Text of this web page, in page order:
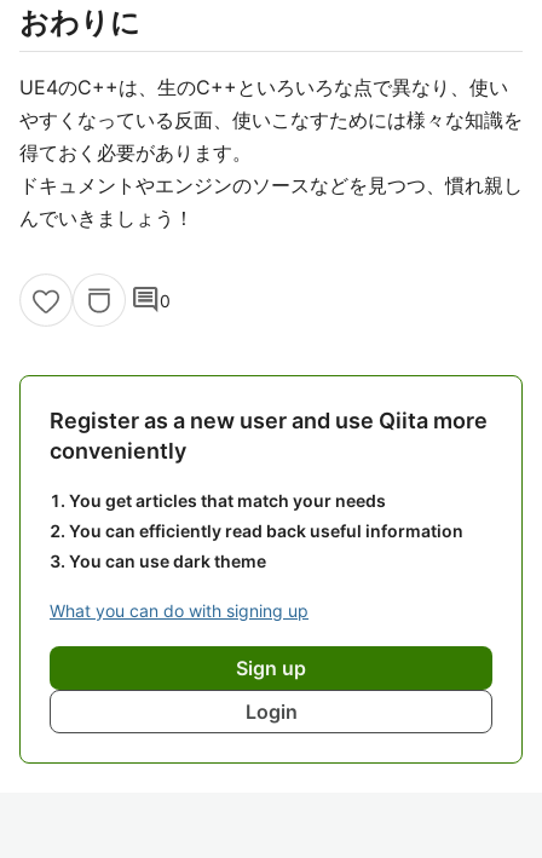
おわりに
UE4のC++は、生のC++といろいろな点で異なり、使い
やすくなっている反面、使いこなすためには様々な知識を
得ておく必要があります。
ドキュメントやエンジンのソースなどを見つつ、慣れ親し
んでいきましょう！
comment0
Register as a new user and use Qiita more
conveniently
You get articles that match your needs
You can efficiently read back useful information
You can use dark theme
What you can do with signing up
Sign up
Login